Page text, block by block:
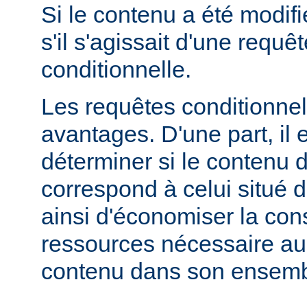
Si le contenu a été
s'il s'agissait d'une
conditionnelle.
Les requêtes
avantages. D'une part, il
déterminer si le contenu
correspond à celui situé
ainsi d'économiser la
ressources nécessaire
contenu dans son